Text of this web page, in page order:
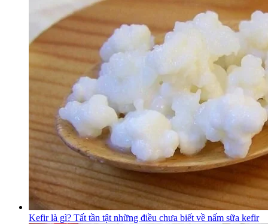
Kefir là gì? Tất tần tật những điều chưa biết về nấm sữa kefir